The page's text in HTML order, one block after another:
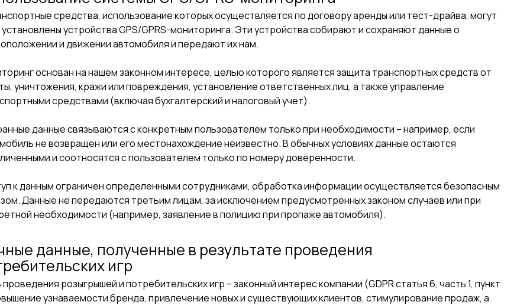
средства, использование которых осуществляется по договору аренды или тест-драйва, могут
устройства GPS/GPRS-мониторинга. Эти устройства собирают и сохраняют данные о
и движении автомобиля и передают их нам.
основан на нашем законном интересе, целью которого является защита транспортных средств от
уничтожения, кражи или повреждения, установление ответственных лиц, а также управление
средствами (включая бухгалтерский и налоговый учет).
данные связываются с конкретным пользователем только при необходимости – например, если
не возвращен или его местонахождение неизвестно. В обычных условиях данные остаются
и соотносятся с пользователем только по номеру доверенности.
к данным ограничен определенными сотрудниками, обработка информации осуществляется безопасным
Данные не передаются третьим лицам, за исключением предусмотренных законом случаев или при
необходимости (например, заявление в полицию при пропаже автомобиля).
данные, полученные в результате проведения
игр
розыгрышей и потребительских игр – законный интерес компании (GDPR статья 6, часть 1, пункт
узнаваемости бренда, привлечение новых и существующих клиентов, стимулирование продаж, а